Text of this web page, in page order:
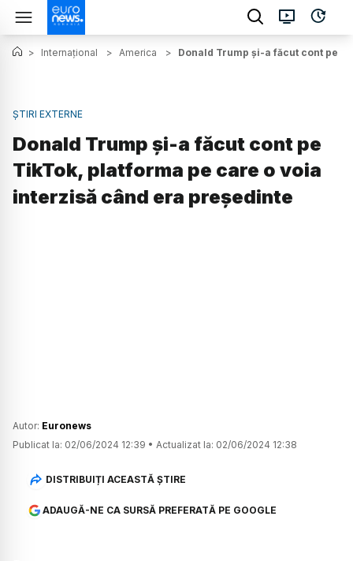
> Internațional > America > Donald Trump și-a făcut cont pe
ȘTIRI EXTERNE
Donald Trump și-a făcut cont pe
TikTok, platforma pe care o voia
interzisă când era președinte
Autor: Euronews
Publicat la: 02/06/2024 12:39 • Actualizat la: 02/06/2024 12:38
DISTRIBUIȚI ACEASTĂ ȘTIRE
ADAUGĂ-NE CA SURSĂ PREFERATĂ PE GOOGLE